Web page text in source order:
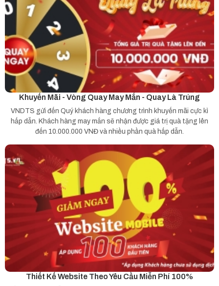
Khuyến Mãi - Vòng Quay May Mắn - Quay Là Trúng
VNDTS gửi đến Quý khách hàng chương trình khuyến mãi cực kì
hấp dẫn. Khách hàng may mắn sẽ nhận được giá trị quà tặng lên
đến 10.000.000 VNĐ và nhiều phần quà hấp dẫn.
Thiết Kế Website Theo Yêu Cầu Miễn Phí 100%